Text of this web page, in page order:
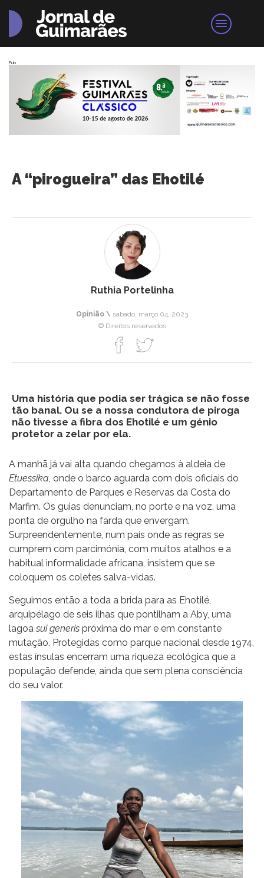
Pub
A “pirogueira” das Ehotilé
Ruthia Portelinha
Opinião \ sábado, março 04, 2023
© Direitos reservados
Uma história que podia ser trágica se não fosse
tão banal. Ou se a nossa condutora de piroga
não tivesse a fibra dos Ehotilé e um génio
protetor a zelar por ela.
A manhã já vai alta quando chegamos à aldeia de
Etuessika , onde o barco aguarda com dois oficiais do
Departamento de Parques e Reservas da Costa do
Marfim. Os guias denunciam, no porte e na voz, uma
ponta de orgulho na farda que envergam.
Surpreendentemente, num país onde as regras se
cumprem com parcimónia, com muitos atalhos e a
habitual informalidade africana, insistem que se
coloquem os coletes salva-vidas.
Seguimos então a toda a brida para as Ehotilé,
arquipélago de seis ilhas que pontilham a Aby, uma
lagoa sui generis próxima do mar e em constante
mutação. Protegidas como parque nacional desde 1974,
estas ínsulas encerram uma riqueza ecológica que a
população defende, ainda que sem plena consciência
do seu valor.